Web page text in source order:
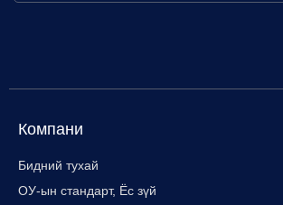
Компани
Бидний тухай
ОУ-ын стандарт, Ёс зүй